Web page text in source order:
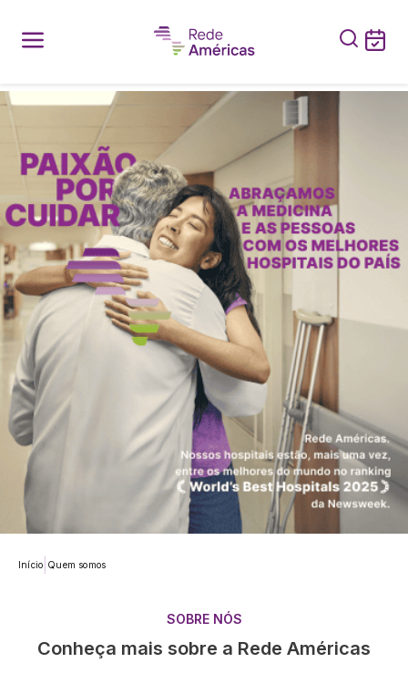
Buscar
Início Quem somos
SOBRE NÓS
Conheça mais sobre a Rede Américas